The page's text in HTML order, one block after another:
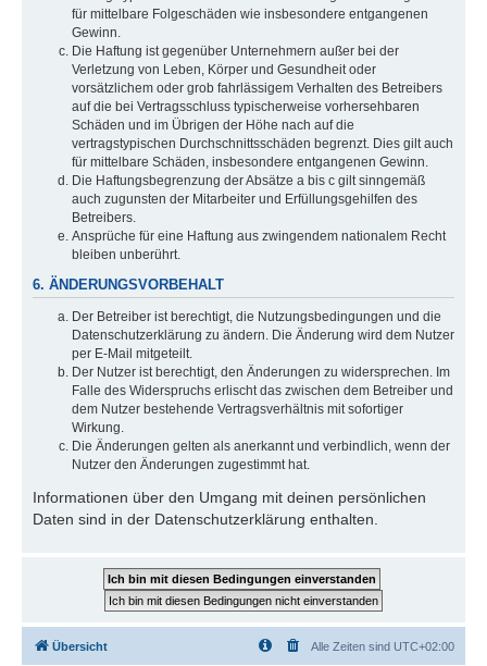
für mittelbare Folgeschäden wie insbesondere entgangenen
Gewinn.
Die Haftung ist gegenüber Unternehmern außer bei der
Verletzung von Leben, Körper und Gesundheit oder
vorsätzlichem oder grob fahrlässigem Verhalten des Betreibers
auf die bei Vertragsschluss typischerweise vorhersehbaren
Schäden und im Übrigen der Höhe nach auf die
vertragstypischen Durchschnittsschäden begrenzt. Dies gilt auch
für mittelbare Schäden, insbesondere entgangenen Gewinn.
Die Haftungsbegrenzung der Absätze a bis c gilt sinngemäß
auch zugunsten der Mitarbeiter und Erfüllungsgehilfen des
Betreibers.
Ansprüche für eine Haftung aus zwingendem nationalem Recht
bleiben unberührt.
6. ÄNDERUNGSVORBEHALT
Der Betreiber ist berechtigt, die Nutzungsbedingungen und die
Datenschutzerklärung zu ändern. Die Änderung wird dem Nutzer
per E-Mail mitgeteilt.
Der Nutzer ist berechtigt, den Änderungen zu widersprechen. Im
Falle des Widerspruchs erlischt das zwischen dem Betreiber und
dem Nutzer bestehende Vertragsverhältnis mit sofortiger
Wirkung.
Die Änderungen gelten als anerkannt und verbindlich, wenn der
Nutzer den Änderungen zugestimmt hat.
Informationen über den Umgang mit deinen persönlichen
Daten sind in der Datenschutzerklärung enthalten.
Übersicht Alle Zeiten sind UTC+02:00